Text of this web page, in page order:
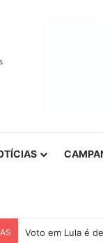
Voto em Lula é